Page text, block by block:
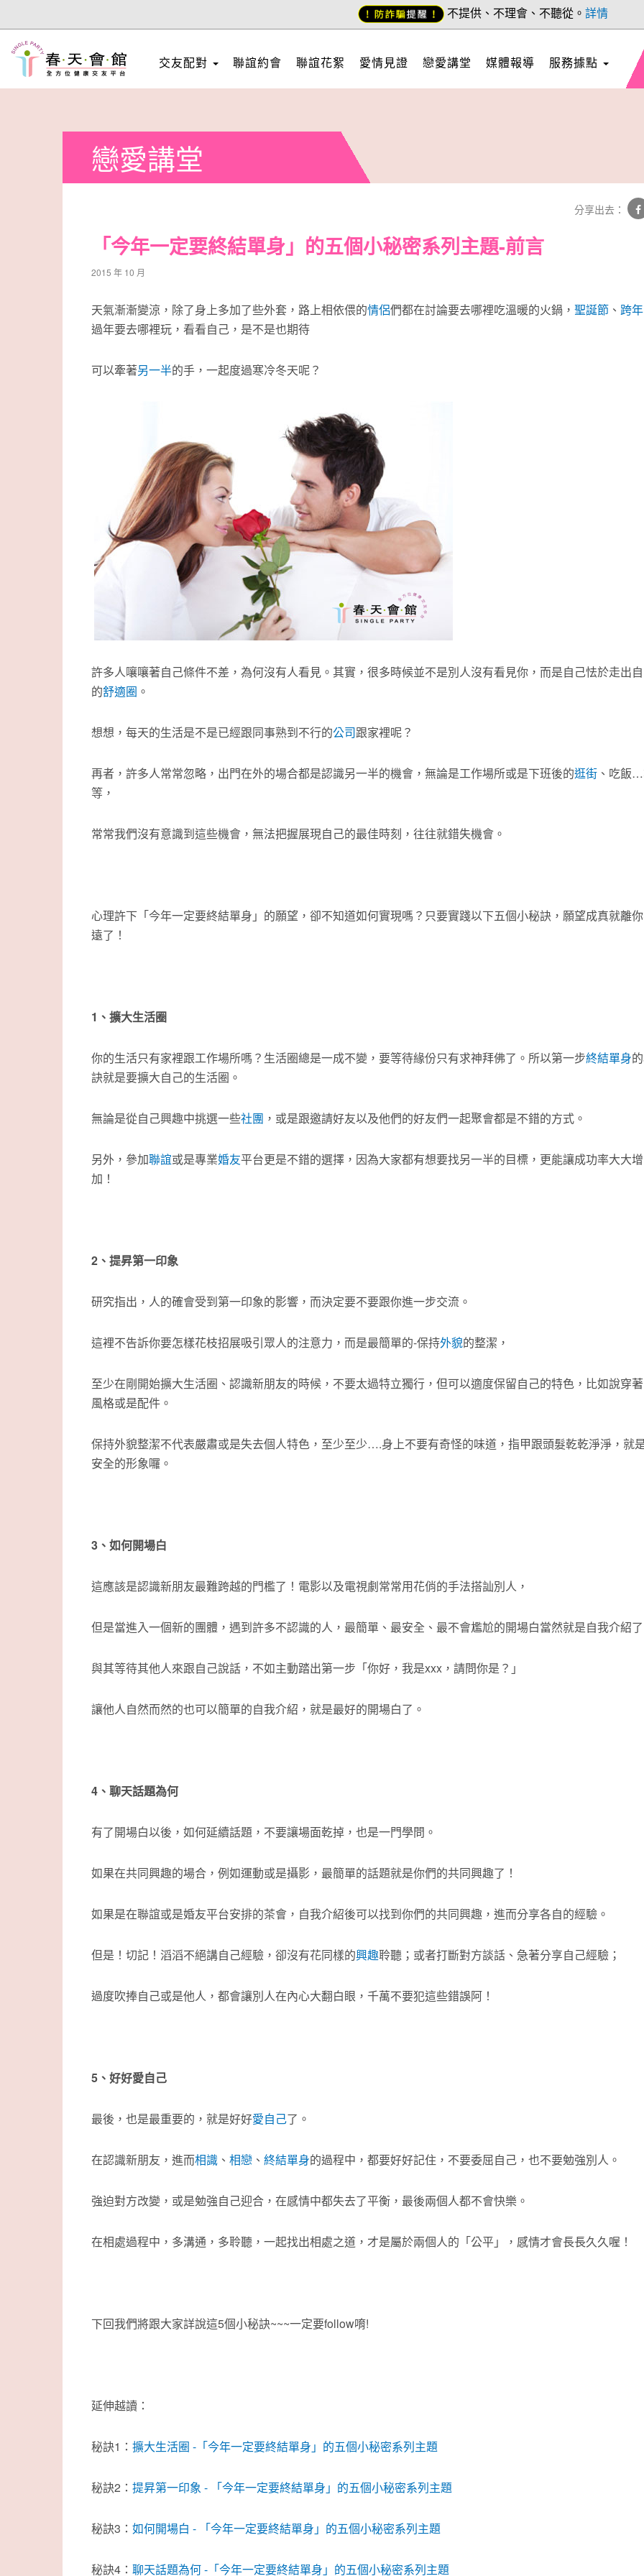
不提供、不理會、不聽從。 詳情
交友配對 聯誼約會 聯誼花絮 愛情見證 戀愛講堂 媒體報導 服務據點
戀愛講堂
分享出去：
「今年一定要終結單身」的五個小秘密系列主題-前言
2015 年 10 月
天氣漸漸變涼，除了身上多加了些外套，路上相依偎的情侶們都在討論要去哪裡吃溫暖的火鍋， 聖誕節 、 跨年
過年要去哪裡玩，看看自己，是不是也期待
可以牽著另一半的手，一起度過寒冷冬天呢？
許多人嚷嚷著自己條件不差，為何沒有人看見。其實，很多時候並不是別人沒有看見你，而是自己怯於走出
的舒適圈 。
想想，每天的生活是不是已經跟同事熟到不行的公司跟家裡呢？
再者，許多人常常忽略，出門在外的場合都是認識另一半的機會，無論是工作場所或是下班後的逛街 、吃飯
等，
常常我們沒有意識到這些機會，無法把握展現自己的最佳時刻，往往就錯失機會。
心理許下「今年一定要終結單身」的願望，卻不知道如何實現嗎？只要實踐以下五個小秘訣，願望成真就離
遠了！
1、擴大生活圈
你的生活只有家裡跟工作場所嗎？生活圈總是一成不變，要等待緣份只有求神拜佛了。所以第一步終結單身
訣就是要擴大自己的生活圈。
無論是從自己興趣中挑選一些社團 ，或是跟邀請好友以及他們的好友們一起聚會都是不錯的方式。
另外，參加聯誼或是專業婚友平台更是不錯的選擇，因為大家都有想要找另一半的目標，更能讓成功率大大增
加！
2、提昇第一印象
研究指出，人的確會受到第一印象的影響，而決定要不要跟你進一步交流。
這裡不告訴你要怎樣花枝招展吸引眾人的注意力，而是最簡單的-保持外貌的整潔，
至少在剛開始擴大生活圈、認識新朋友的時候，不要太過特立獨行，但可以適度保留自己的特色，比如說穿
風格或是配件。
保持外貌整潔不代表嚴肅或是失去個人特色，至少至少….身上不要有奇怪的味道，指甲跟頭髮乾乾淨淨，就
安全的形象囉。
3、如何開場白
這應該是認識新朋友最難跨越的門檻了！電影以及電視劇常常用花俏的手法搭訕別人，
但是當進入一個新的團體，遇到許多不認識的人，最簡單、最安全、最不會尷尬的開場白當然就是自我介紹
與其等待其他人來跟自己說話，不如主動踏出第一步「你好，我是xxx，請問你是？」
讓他人自然而然的也可以簡單的自我介紹，就是最好的開場白了。
4、聊天話題為何
有了開場白以後，如何延續話題，不要讓場面乾掉，也是一門學問。
如果在共同興趣的場合，例如運動或是攝影，最簡單的話題就是你們的共同興趣了！
如果是在聯誼或是婚友平台安排的茶會，自我介紹後可以找到你們的共同興趣，進而分享各自的經驗。
但是！切記！滔滔不絕講自己經驗，卻沒有花同樣的興趣聆聽；或者打斷對方談話、急著分享自己經驗；
過度吹捧自己或是他人，都會讓別人在內心大翻白眼，千萬不要犯這些錯誤阿！
5、好好愛自己
最後，也是最重要的，就是好好愛自己了。
在認識新朋友，進而相識 、 相戀 、 終結單身的過程中，都要好好記住，不要委屈自己，也不要勉強別人。
強迫對方改變，或是勉強自己迎合，在感情中都失去了平衡，最後兩個人都不會快樂。
在相處過程中，多溝通，多聆聽，一起找出相處之道，才是屬於兩個人的「公平」，感情才會長長久久喔！
下回我們將跟大家詳說這5個小秘訣~~~一定要follow唷!
延伸越讀：
秘訣1： 擴大生活圈 -「今年一定要終結單身」的五個小秘密系列主題
秘訣2： 提昇第一印象 - 「今年一定要終結單身」的五個小秘密系列主題
秘訣3： 如何開場白 - 「今年一定要終結單身」的五個小秘密系列主題
秘訣4： 聊天話題為何 -「今年一定要終結單身」的五個小秘密系列主題